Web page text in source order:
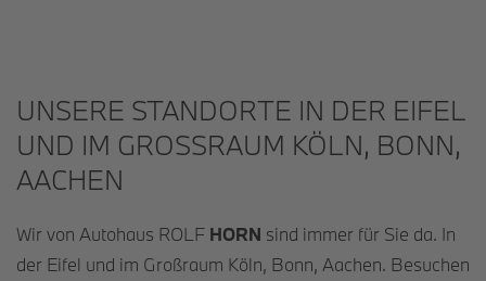
UNSERE STANDORTE IN DER EIFEL
UND IM GROSSRAUM KÖLN, BONN, A
ACHEN
Wir von Autohaus ROLF HORN sind immer für Sie da. In
der Eifel und im Großraum Köln, Bonn, Aachen. Besuchen